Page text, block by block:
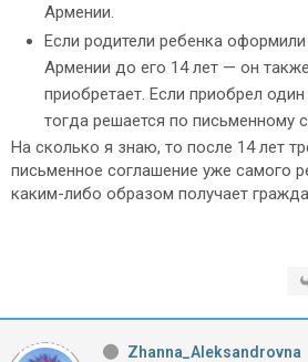
Армении.
Если родители ребенка
Армении до его 14 лет — он
приобретает. Если приобрел
тогда решается по письменному
На сколько я знаю, то после 14 лет
письменное соглашение уже самого
каким-либо образом получает
Zhanna_Aleksandrovna